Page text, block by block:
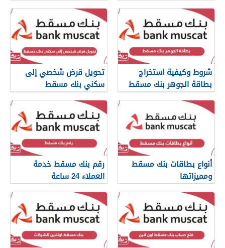
شروط وكيفية استخراج
بطاقة الجوهر بنك مسقط
تحويل قرض شخصي إلى
سكني بنك مسقط
أنواع بطاقات بنك مسقط
ومميزاتها
رقم بنك مسقط خدمة
العملاء 24 ساعة